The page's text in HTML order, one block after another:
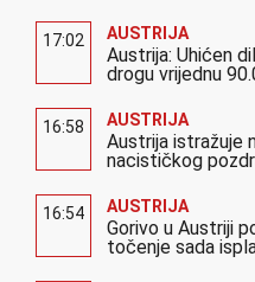
17:02 AUSTRIJA
Austrija: Uhićen
drogu vrijednu
16:58 AUSTRIJA
Austrija istražuje
nacističkog
16:54 AUSTRIJA
Gorivo u Austriji
točenje sada